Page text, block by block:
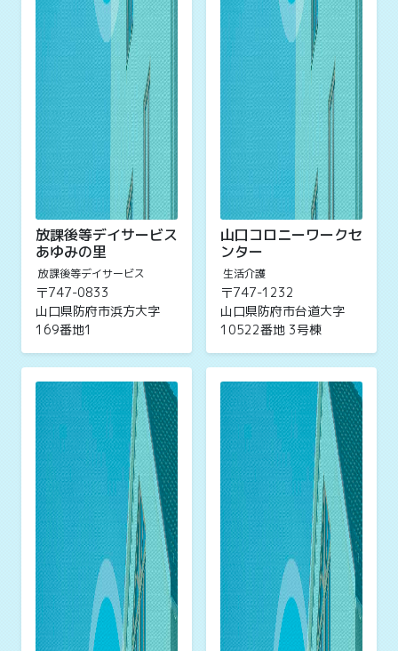
放課後等デイサービス
あゆみの里
放課後等デイサービス
〒747-0833
山口県防府市浜方大字
169番地1
山口コロニーワークセ
ンター
生活介護
〒747-1232
山口県防府市台道大字
10522番地 3号棟